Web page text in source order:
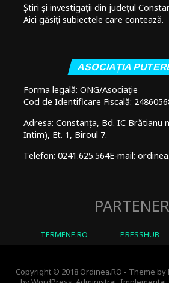
Știri și investigații din județul
Aici găsiți subiectele care contează.
ASOCIAȚIA
Forma legală: ONG/Asociație
Cod de Identificare Fiscală:
Adresa: Constanța, Bd. IC Brătianu
Intim), Et. 1, Biroul 7.
Telefon: 0241.625.564E-mail:
TERMENE.RO PRESSHUB
Copyright © 2018 Ordinea.RO - Theme